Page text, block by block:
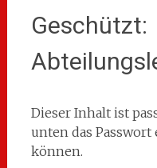
Geschützt:
Dieser Inhalt ist
unten das
können.